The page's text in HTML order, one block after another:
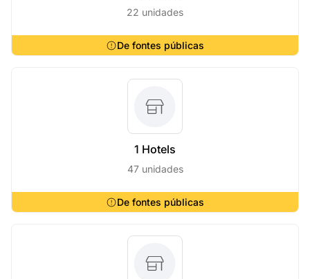
22 unidades
De fontes públicas
1 Hotels
47 unidades
De fontes públicas